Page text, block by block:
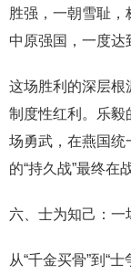
胜强，一朝雪耻
中原强国，一度达
这场胜利的深层根
制度性红利。乐毅
场勇武，在燕国统
的“持久战”最终在
六、士为知己：一
从“千金买骨”到“